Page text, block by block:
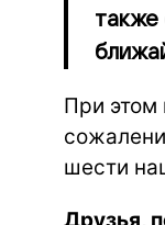
также
При этом
шести